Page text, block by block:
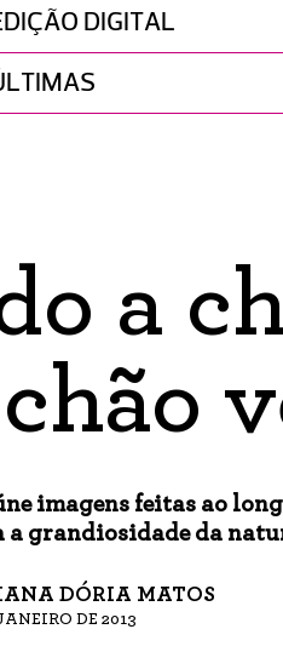
DIGITAL
a
imagens feitas ao
a grandiosidade da
DÓRIA MATOS
DE 2013